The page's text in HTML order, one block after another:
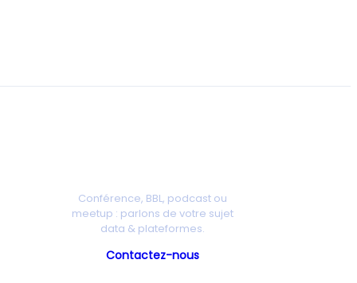
Conférence, BBL, podcast ou
meetup : parlons de votre sujet
data & plateformes.
Contactez-nous